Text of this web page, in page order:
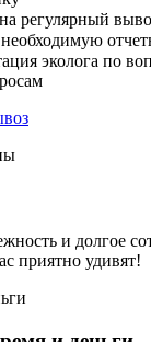
регулярный
эколога по
и долгое
приятно удивят!